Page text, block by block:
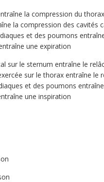
la compression du thorax
la compression des cavités
et des poumons
une expiration
sur le sternum entraîne le
sur le thorax entraîne
et des poumons
une inspiration